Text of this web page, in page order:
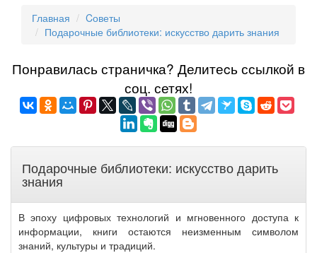
Главная
Cоветы
Подарочные библиотеки: искусство дарить знания
Понравилась страничка? Делитеcь ссылкой в
соц. сетях!
Подарочные библиотеки: искусство дарить
знания
В эпоху цифровых технологий и мгновенного доступа к
информации, книги остаются неизменным символом
знаний, культуры и традиций.